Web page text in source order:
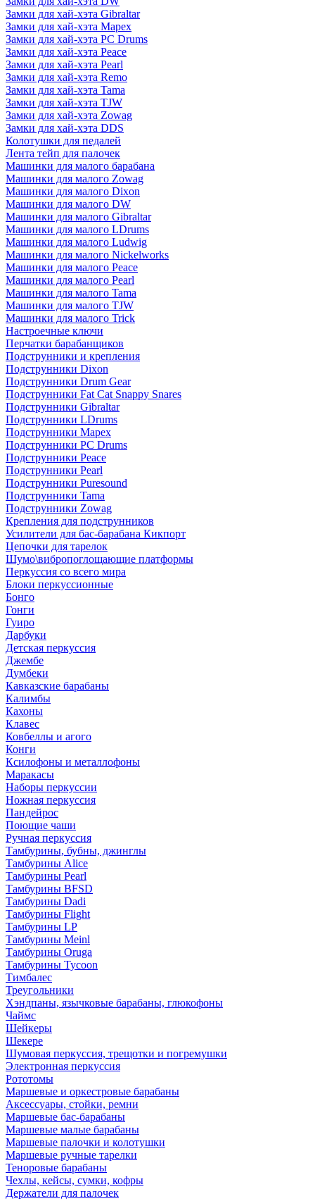
Замки для хай-хэта Gibraltar
Замки для хай-хэта Mapex
Замки для хай-хэта PC Drums
Замки для хай-хэта Peace
Замки для хай-хэта Pearl
Замки для хай-хэта Remo
Замки для хай-хэта Tama
Замки для хай-хэта TJW
Замки для хай-хэта Zowag
Замки для хай-хэта DDS
Колотушки для педалей
Лента тейп для палочек
Машинки для малого барабана
Машинки для малого Zowag
Машинки для малого Dixon
Машинки для малого DW
Машинки для малого Gibraltar
Машинки для малого LDrums
Машинки для малого Ludwig
Машинки для малого Nickelworks
Машинки для малого Peace
Машинки для малого Pearl
Машинки для малого Tama
Машинки для малого TJW
Машинки для малого Trick
Настроечные ключи
Перчатки барабанщиков
Подструнники и крепления
Подструнники Dixon
Подструнники Drum Gear
Подструнники Fat Cat Snappy Snares
Подструнники Gibraltar
Подструнники LDrums
Подструнники Mapex
Подструнники PC Drums
Подструнники Peace
Подструнники Pearl
Подструнники Puresound
Подструнники Tama
Подструнники Zowag
Крепления для подструнников
Усилители для бас-барабана Кикпорт
Цепочки для тарелок
Шумо\вибропоглощающие платформы
Перкуссия со всего мира
Блоки перкуссионные
Бонго
Гонги
Гуиро
Дарбуки
Детская перкуссия
Джембе
Думбеки
Кавказские барабаны
Калимбы
Кахоны
Клавес
Ковбеллы и агого
Конги
Ксилофоны и металлофоны
Маракасы
Наборы перкуссии
Ножная перкуссия
Пандейрос
Поющие чаши
Ручная перкуссия
Тамбурины, бубны, джинглы
Тамбурины Alice
Тамбурины Pearl
Тамбурины BFSD
Тамбурины Dadi
Тамбурины Flight
Тамбурины LP
Тамбурины Meinl
Тамбурины Oruga
Тамбурины Tycoon
Тимбалес
Треугольники
Хэндпаны, язычковые барабаны, глюкофоны
Чаймс
Шейкеры
Шекере
Шумовая перкуссия, трещотки и погремушки
Электронная перкуссия
Рототомы
Маршевые и оркестровые барабаны
Аксессуары, стойки, ремни
Маршевые бас-барабаны
Маршевые малые барабаны
Маршевые палочки и колотушки
Маршевые ручные тарелки
Теноровые барабаны
Чехлы, кейсы, сумки, кофры
Держатели для палочек